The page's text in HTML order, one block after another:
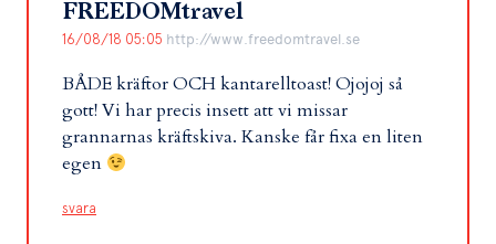
FREEDOMtravel
16/08/18 05:05 http://www.freedomtravel.se
BÅDE kräftor OCH kantarelltoast! Ojojoj så
gott! Vi har precis insett att vi missar
grannarnas kräftskiva. Kanske får fixa en liten
egen
svara